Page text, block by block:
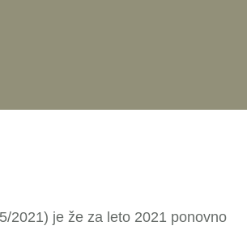
2021) je že za leto 2021 ponovno